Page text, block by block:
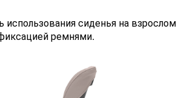
сиденья на взрослом
ремнями.